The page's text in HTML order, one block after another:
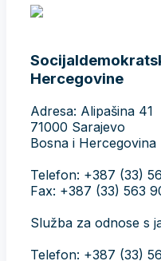
Hercegovine
Adresa: Alipašina 41
71000 Sarajevo
Bosna i Hercegovina
Telefon: +387 (33)
Fax: +387 (33) 563
Služba za odnose s
Telefon: +387 (33)